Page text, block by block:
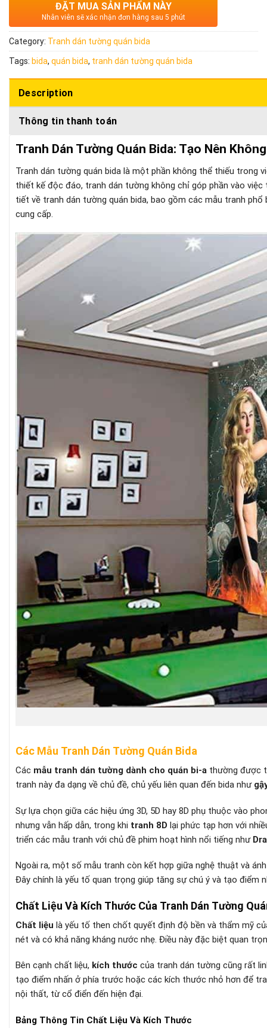
ĐẶT MUA SẢN PHẨM NÀY
Nhân viên sẽ xác nhận đơn hàng sau 5 phút
Category: Tranh dán tường quán bida
Tags: bida, quán bida, tranh dán tường quán bida
Description
Thông tin thanh toán
Tranh Dán Tường Quán Bida: Tạo Nên
Tranh dán tường quán bida là một phần không thể thiếu trong
thiết kế độc đáo, tranh dán tường không chỉ góp phần vào
tiết về tranh dán tường quán bida, bao gồm các mẫu tranh
cung cấp.
Các Mẫu Tranh Dán Tường Quán Bida
Các mẫu tranh dán tường dành cho quán bi-a thường được
tranh này đa dạng về chủ đề, chủ yếu liên quan đến bida như
Sự lựa chọn giữa các hiệu ứng 3D, 5D hay 8D phụ thuộc vào
nhưng vẫn hấp dẫn, trong khi tranh 8D lại phức tạp hơn với
triển các mẫu tranh với chủ đề phim hoạt hình nổi tiếng như
Ngoài ra, một số mẫu tranh còn kết hợp giữa nghệ thuật và
Đây chính là yếu tố quan trọng giúp tăng sự chú ý và tạo điểm
Chất Liệu Và Kích Thước Của Tranh Dán Tường
Chất liệu là yếu tố then chốt quyết định độ bền và thẩm mỹ
nét và có khả năng kháng nước nhẹ. Điều này đặc biệt quan
Bên cạnh chất liệu, kích thước của tranh dán tường cũng rất
tạo điểm nhấn ở phía trước hoặc các kích thước nhỏ hơn để
nội thất, từ cổ điển đến hiện đại.
Bảng Thông Tin Chất Liệu Và Kích Thước